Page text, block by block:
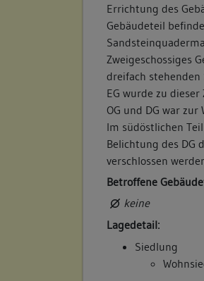
Errichtung des
Gebäudeteil
Zweigeschossiges
dreifach stehenden
EG wurde zu
OG und DG war
Im südöstlichen
Belichtung des DG
verschlossen
Betroffene
keine
Lagedetail:
Siedlung